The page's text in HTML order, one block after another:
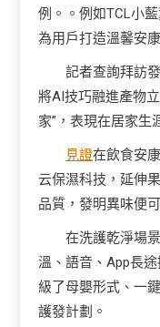
例。。例如TCL小
為用戶打造溫馨安
記者查詢拜訪
將AI技巧融進產物
家”，表現在居家生
見證在飲食安
云保濕科技，延伸
品質，發明異味便
在洗護乾淨場
溫、語音、App長
級了母嬰形式、一
護發計劃。